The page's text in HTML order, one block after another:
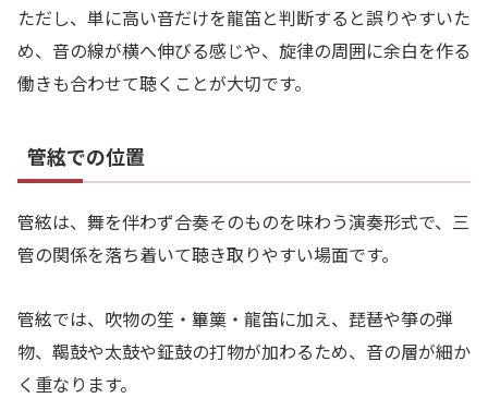
ただし、単に高い音だけを龍笛と判断すると誤りやすいた
め、音の線が横へ伸びる感じや、旋律の周囲に余白を作る
働きも合わせて聴くことが大切です。
管絃での位置
管絃は、舞を伴わず合奏そのものを味わう演奏形式で、三
管の関係を落ち着いて聴き取りやすい場面です。
管絃では、吹物の笙・篳篥・龍笛に加え、琵琶や箏の弾
物、鞨鼓や太鼓や鉦鼓の打物が加わるため、音の層が細か
く重なります。